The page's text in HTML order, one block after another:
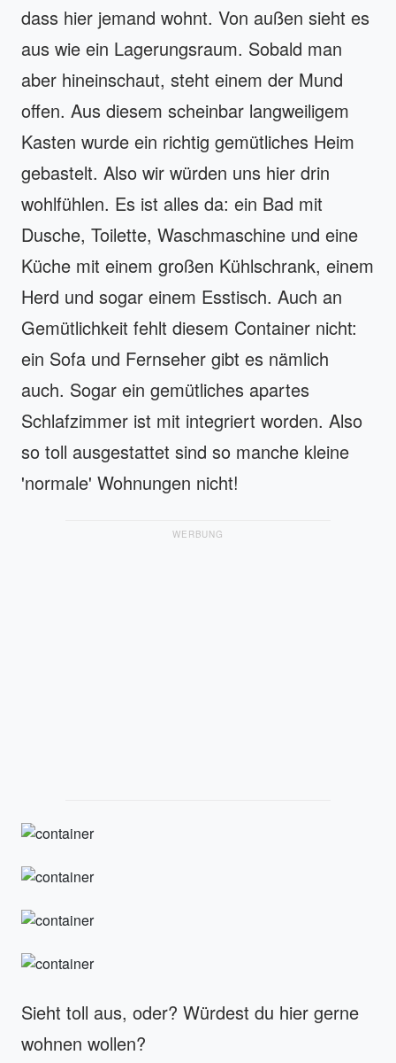
dass hier jemand wohnt. Von außen sieht es
aus wie ein Lagerungsraum. Sobald man
aber hineinschaut, steht einem der Mund
offen. Aus diesem scheinbar langweiligem
Kasten wurde ein richtig gemütliches Heim
gebastelt. Also wir würden uns hier drin
wohlfühlen. Es ist alles da: ein Bad mit
Dusche, Toilette, Waschmaschine und eine
Küche mit einem großen Kühlschrank, einem
Herd und sogar einem Esstisch. Auch an
Gemütlichkeit fehlt diesem Container nicht:
ein Sofa und Fernseher gibt es nämlich
auch. Sogar ein gemütliches apartes
Schlafzimmer ist mit integriert worden. Also
so toll ausgestattet sind so manche kleine
'normale' Wohnungen nicht!
WERBUNG
Sieht toll aus, oder? Würdest du hier gerne
wohnen wollen?